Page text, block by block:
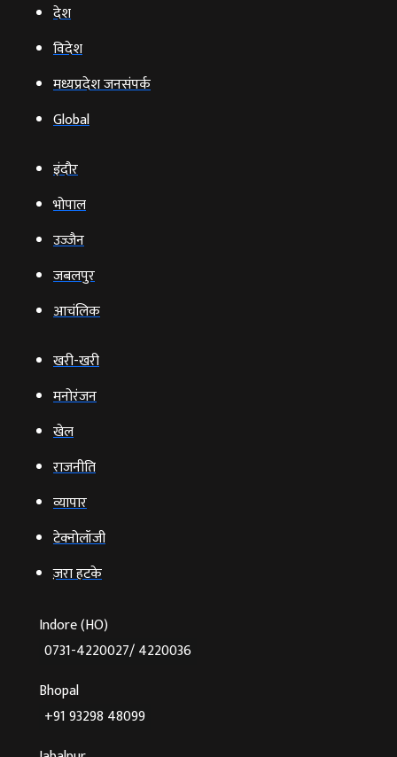
देश
विदेश
मध्यप्रदेश जनसंपर्क
Global
इंदौर
भोपाल
उज्‍जैन
जबलपुर
आचंलिक
खरी-खरी
मनोरंजन
खेल
राजनीति
व्‍यापार
टेक्‍नोलॉजी
ज़रा हटके
Indore (HO)
0731-4220027/ 4220036
Bhopal
+91 93298 48099